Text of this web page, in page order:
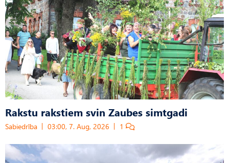
Rakstu rakstiem svin Zaubes simtgadi
Sabiedrība 03:00, 7. Aug, 2026 1